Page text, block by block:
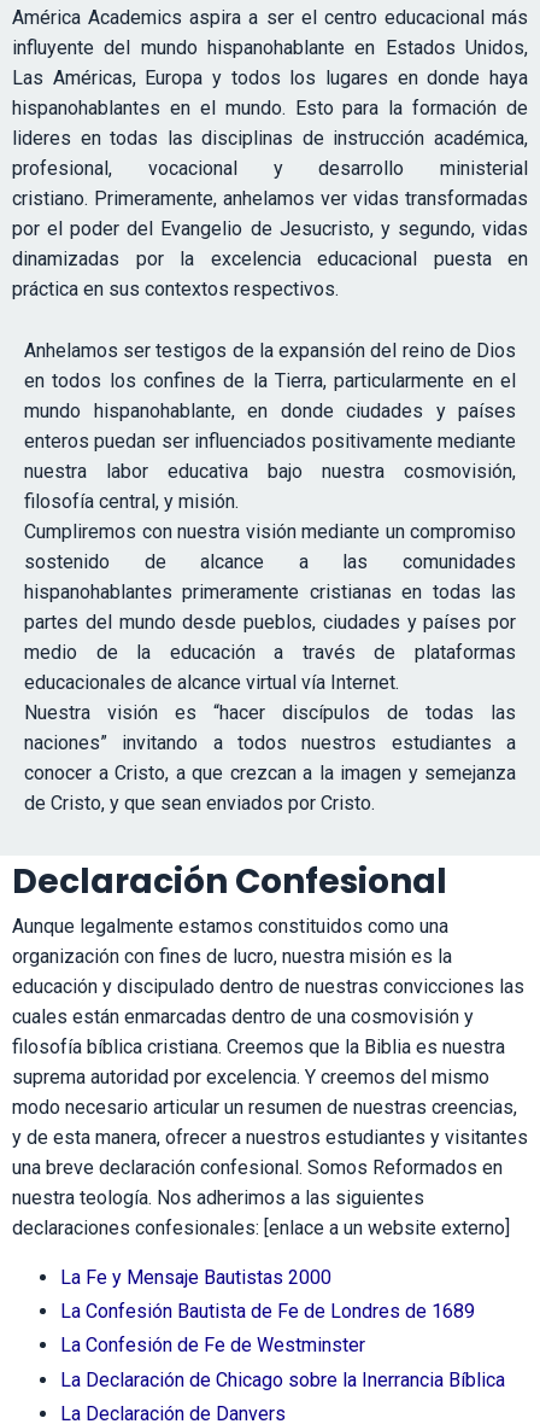
América Academics aspira a ser el centro educacional más
influyente del mundo hispanohablante en Estados Unidos,
Las Américas, Europa y todos los lugares en donde haya
hispanohablantes en el mundo. Esto para la formación de
lideres en todas las disciplinas de instrucción académica,
profesional, vocacional y desarrollo ministerial
cristiano. Primeramente, anhelamos ver vidas transformadas
por el poder del Evangelio de Jesucristo, y segundo, vidas
dinamizadas por la excelencia educacional puesta en
práctica en sus contextos respectivos.
Anhelamos ser testigos de la expansión del reino de Dios
en todos los confines de la Tierra, particularmente en el
mundo hispanohablante, en donde ciudades y países
enteros puedan ser influenciados positivamente mediante
nuestra labor educativa bajo nuestra cosmovisión,
filosofía central, y misión.
Cumpliremos con nuestra visión mediante un compromiso
sostenido de alcance a las comunidades
hispanohablantes primeramente cristianas en todas las
partes del mundo desde pueblos, ciudades y países por
medio de la educación a través de plataformas
educacionales de alcance virtual vía Internet.
Nuestra visión es “hacer discípulos de todas las
naciones” invitando a todos nuestros estudiantes a
conocer a Cristo, a que crezcan a la imagen y semejanza
de Cristo, y que sean enviados por Cristo.
Declaración Confesional
Aunque legalmente estamos constituidos como una
organización con fines de lucro, nuestra misión es la
educación y discipulado dentro de nuestras convicciones las
cuales están enmarcadas dentro de una cosmovisión y
filosofía bíblica cristiana. Creemos que la Biblia es nuestra
suprema autoridad por excelencia. Y creemos del mismo
modo necesario articular un resumen de nuestras creencias,
y de esta manera, ofrecer a nuestros estudiantes y visitantes
una breve declaración confesional. Somos Reformados en
nuestra teología. Nos adherimos a las siguientes
declaraciones confesionales: [enlace a un website externo]
La Fe y Mensaje Bautistas 2000
La Confesión Bautista de Fe de Londres de 1689
La Confesión de Fe de Westminster
La Declaración de Chicago sobre la Inerrancia Bíblica
La Declaración de Danvers